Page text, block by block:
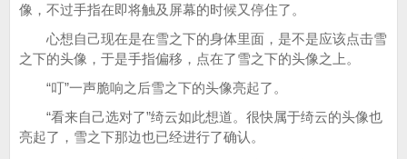
像，不过手指在即将触及屏幕的时候又停住了。
心想自己现在是在雪之下的身体里面，是不是应该点击雪
之下的头像，于是手指偏移，点在了雪之下的头像之上。
“叮”一声脆响之后雪之下的头像亮起了。
“看来自己选对了”绮云如此想道。很快属于绮云的头像也
亮起了，雪之下那边也已经进行了确认。